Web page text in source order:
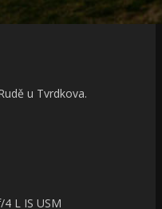
u Tvrdkova.
L IS USM